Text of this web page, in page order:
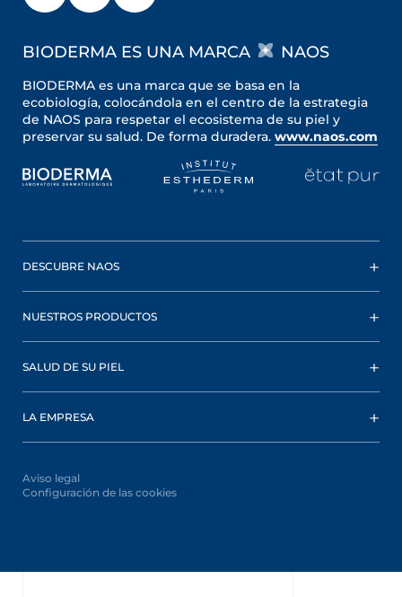
BIODERMA ES UNA MARCA NAOS
BIODERMA es una marca que se basa en la
ecobiología, colocándola en el centro de la estrategia
de NAOS para respetar el ecosistema de su piel y
preservar su salud. De forma duradera. www.naos.com
DESCUBRE NAOS
NUESTROS PRODUCTOS
SALUD DE SU PIEL
LA EMPRESA
Aviso legal
Configuración de las cookies